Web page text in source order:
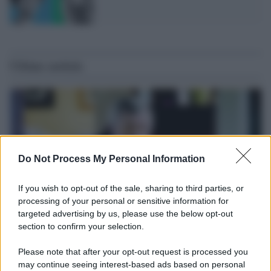
Do Not Process My Personal Information
If you wish to opt-out of the sale, sharing to third parties, or
processing of your personal or sensitive information for
targeted advertising by us, please use the below opt-out
section to confirm your selection.
Please note that after your opt-out request is processed you
may continue seeing interest-based ads based on personal
Il ricordo /Le radici di Francesco
Una domenica di settembre con Guccini nella sua casa a Pàvana,